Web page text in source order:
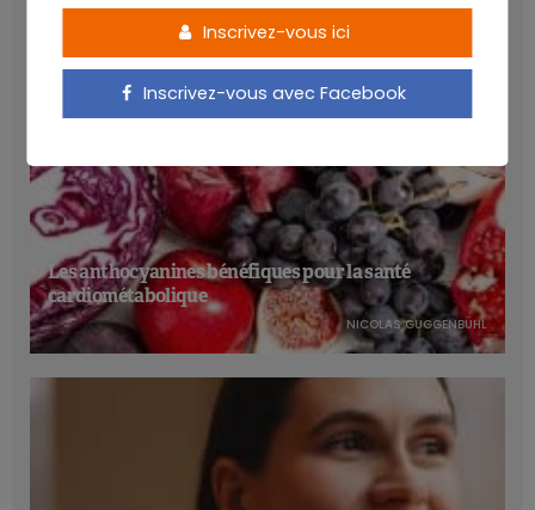
Les anthocyanines bénéfiques pour la santé
cardiométabolique
NICOLAS GUGGENBÜHL
Inscrivez-vous ici
Inscrivez-vous avec Facebook